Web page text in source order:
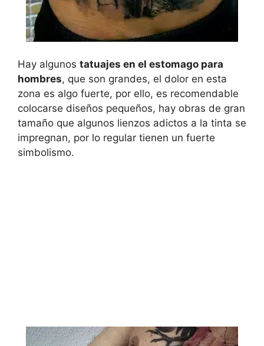
Hay algunos tatuajes en el estomago para
hombres, que son grandes, el dolor en esta
zona es algo fuerte, por ello, es recomendable
colocarse diseños pequeños, hay obras de gran
tamaño que algunos lienzos adictos a la tinta se
impregnan, por lo regular tienen un fuerte
simbolismo.